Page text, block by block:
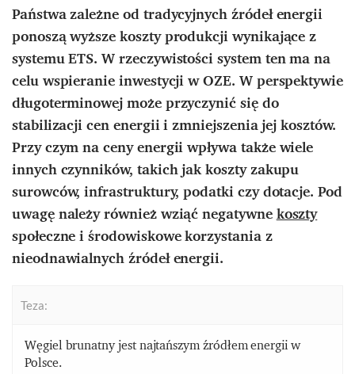
Państwa zależne od tradycyjnych źródeł energii
ponoszą wyższe koszty produkcji wynikające z
systemu ETS. W rzeczywistości system ten ma na
celu wspieranie inwestycji w OZE. W perspektywie
długoterminowej może przyczynić się do
stabilizacji cen energii i zmniejszenia jej kosztów.
Przy czym na ceny energii wpływa także wiele
innych czynników, takich jak koszty zakupu
surowców, infrastruktury, podatki czy dotacje.Pod
uwagę należy również wziąć negatywnekoszty
społeczne i środowiskowe korzystania z
nieodnawialnych źródeł energii.
Teza:
Węgiel brunatny jest najtańszym źródłem energii w
Polsce.